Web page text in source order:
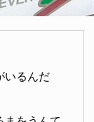
いるんだ